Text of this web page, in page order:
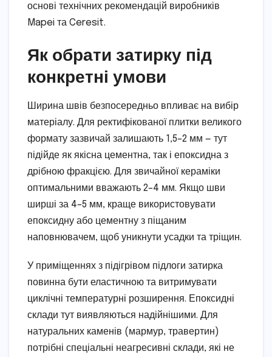
основі технічних рекомендацій виробників
Mapei та Ceresit.
Як обрати затирку під
конкретні умови
Ширина швів безпосередньо впливає на вибір
матеріалу. Для ректифікованої плитки великого
формату зазвичай залишають 1,5–2 мм — тут
підійде як якісна цементна, так і епоксидна з
дрібною фракцією. Для звичайної кераміки
оптимальними вважають 2–4 мм. Якщо шви
ширші за 4–5 мм, краще використовувати
епоксидну або цементну з піщаним
наповнювачем, щоб уникнути усадки та тріщин.
У приміщеннях з підігрівом підлоги затирка
повинна бути еластичною та витримувати
циклічні температурні розширення. Епоксидні
склади тут виявляються надійнішими. Для
натуральних каменів (мармур, травертин)
потрібні спеціальні неагресивні склади, які не